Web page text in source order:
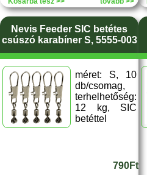
Nevis Feeder SIC betétes
csúszó karabíner S, 5555-003
méret: S, 10
db/csomag,
terhelhetőség:
12 kg, SIC
betéttel
790Ft